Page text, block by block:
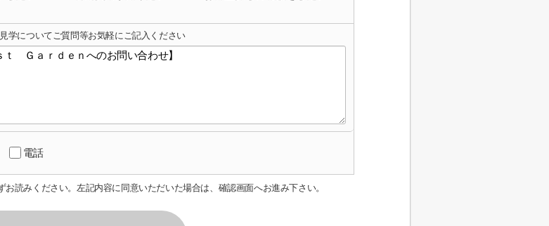
学についてご質問等お気軽にご記入ください
電話
お読みください。左記内容に同意いただいた場合は、確認画面へお進み下さい。